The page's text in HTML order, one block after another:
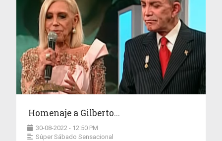
Homenaje a Gilberto...
30-08-2022 - 12:50 PM
Súper Sábado Sensacional